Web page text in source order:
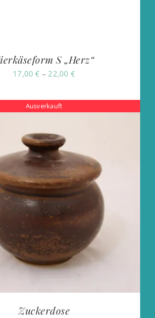
S „Herz“
17,00€ –22,00 €Preisspanne:
bis
22,00 €
Ausverkauft
Zuckerdose